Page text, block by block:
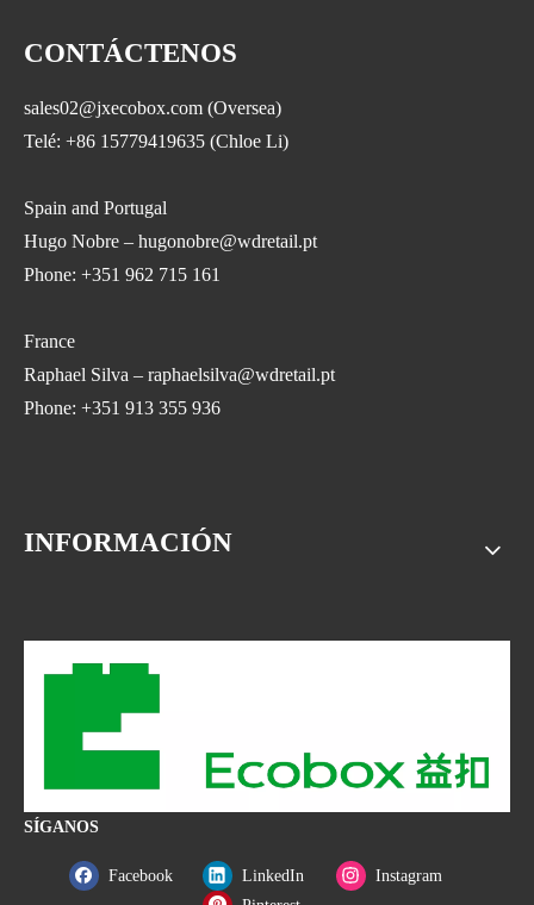
CONTÁCTENOS
sales02@jxecobox.com (Oversea)
Telé: +86 15779419635 (Chloe Li)
Spain and Portugal
Hugo Nobre – hugonobre@wdretail.pt
Phone: +351 962 715 161
France
Raphael Silva – raphaelsilva@wdretail.pt
Phone: +351 913 355 936
INFORMACIÓN
SÍGANOS
Facebook LinkedIn
Instagram